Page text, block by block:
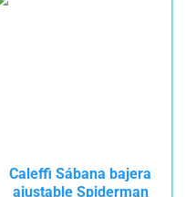
Caleffi Sábana bajera
ajustable Spiderman